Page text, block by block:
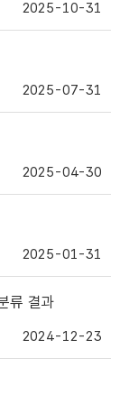
2025-10-31
2025-07-31
2025-04-30
2025-01-31
류 결과
2024-12-23